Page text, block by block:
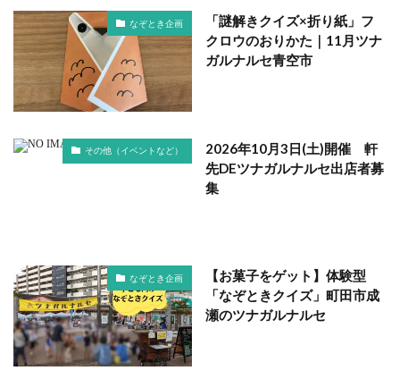
なぞとき企画
「謎解きクイズ×折り紙」フ
クロウのおりかた｜11月ツナ
ガルナルセ青空市
その他（イベントなど）
2026年10月3日(土)開催 軒
先DEツナガルナルセ出店者募
集
なぞとき企画
【お菓子をゲット】体験型
「なぞときクイズ」町田市成
瀬のツナガルナルセ